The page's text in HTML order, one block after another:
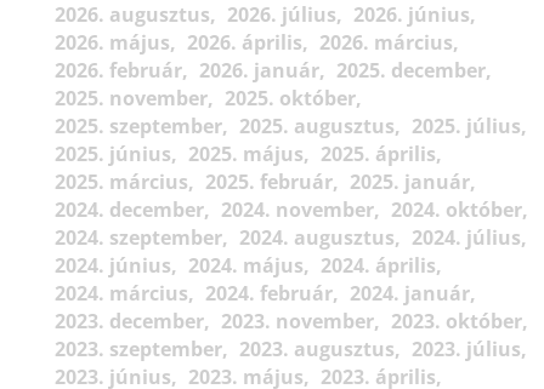
2026. augusztus 2026. július
2026. június
2026. május
2026. április
2026. március
2026. február
2026. január
2025. december
2025. november
2025. október
2025. szeptember
2025. augusztus
2025. július
2025. június
2025. május
2025. április
2025. március
2025. február
2025. január
2024. december
2024. november
2024. október
2024. szeptember
2024. augusztus
2024. július
2024. június
2024. május
2024. április
2024. március
2024. február
2024. január
2023. december
2023. november
2023. október
2023. szeptember
2023. augusztus
2023. július
2023. június
2023. május
2023. április